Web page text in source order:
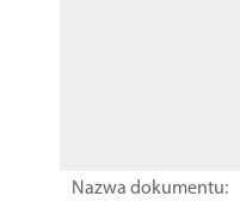
Nazwa dokumentu: